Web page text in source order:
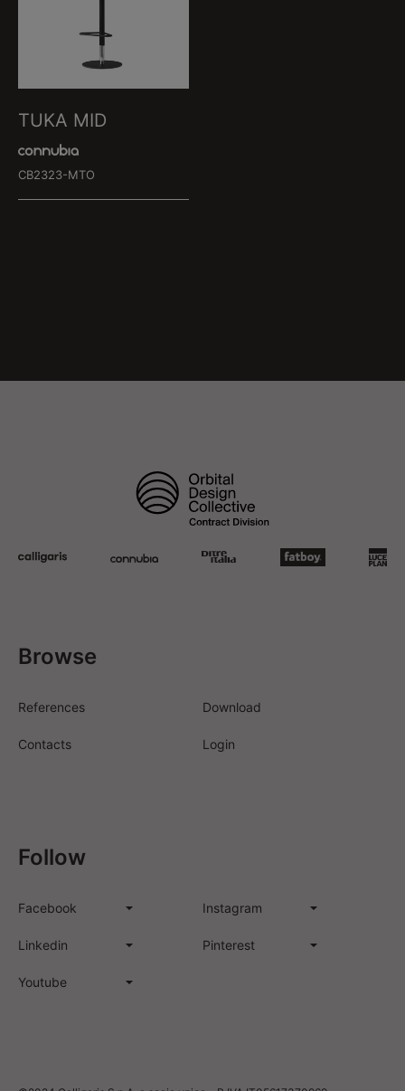
TUKA MID
CB2323-MTO
Browse
References Download
Contacts Login
Follow
Facebook Instagram
Linkedin Pinterest
Youtube